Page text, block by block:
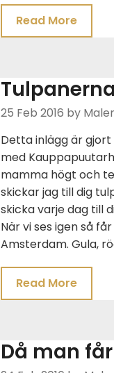
Read More
25 Feb 2016 by
Detta inlägg är
med
mamma högt och
skickar jag till dig
skicka varje dag till
När vi ses igen så
Amsterdam. Gula,
Read More
Då man